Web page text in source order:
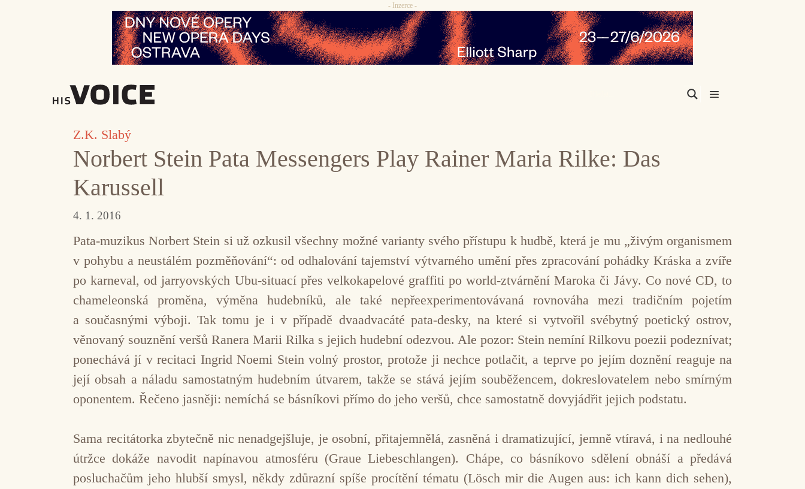
- Inzerce -
Z.K. Slabý
Norbert Stein Pata Messengers Play Rainer Maria Rilke: Das
Karussell
4. 1. 2016
Pata-muzikus Norbert Stein si už ozkusil všechny možné varianty svého přístupu k hudbě, která je mu „živým organismem
v pohybu a neustálém pozměňování“: od odhalování tajemství výtvarného umění přes zpracování pohádky Kráska a zvíře
po karneval, od jarryovských Ubu-situací přes velkokapelové graffiti po world-ztvárnění Maroka či Jávy. Co nové CD, to
chameleonská proměna, výměna hudebníků, ale také nepřeexperimentovávaná rovnováha mezi tradičním pojetím
a současnými výboji. Tak tomu je i v případě dvaadvacáté pata-desky, na které si vytvořil svébytný poetický ostrov,
věnovaný souznění veršů Ranera Marii Rilka s jejich hudební odezvou. Ale pozor: Stein nemíní Rilkovu poezii podeznívat;
ponechává jí v recitaci Ingrid Noemi Stein volný prostor, protože ji nechce potlačit, a teprve po jejím doznění reaguje na
její obsah a náladu samostatným hudebním útvarem, takže se stává jejím souběžencem, dokreslovatelem nebo smírným
oponentem. Řečeno jasněji: nemíchá se básníkovi přímo do jeho veršů, chce samostatně dovyjádřit jejich podstatu.
Sama recitátorka zbytečně nic nenadgejšluje, je osobní, přitajemnělá, zasněná i dramatizující, jemně vtíravá, i na nedlouhé
útržce dokáže navodit napínavou atmosféru (Graue Liebeschlangen). Chápe, co básníkovo sdělení obnáší a předává
posluchačům jeho hlubší smysl, někdy zdůrazní spíše procítění tématu (Lösch mir die Augen aus: ich kann dich sehen),